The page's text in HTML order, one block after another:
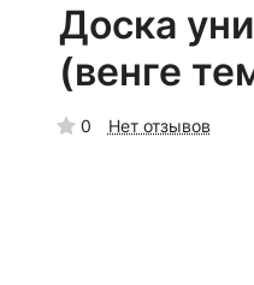
Доска
(венге
0 Нет отзывов